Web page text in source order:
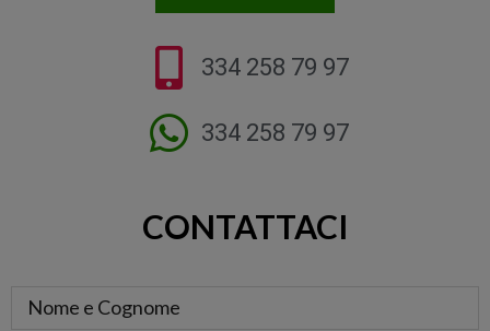
334 258 79 97
334 258 79 97
CONTATTACI